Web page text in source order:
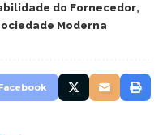
do Fornecedor
Moderna